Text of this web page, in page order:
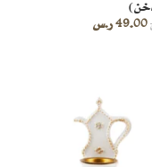
49.00ر.س